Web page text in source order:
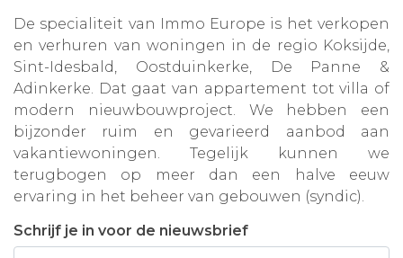
De specialiteit van Immo Europe is het verkopen
en verhuren van woningen in de regio Koksijde,
Sint-Idesbald, Oostduinkerke, De Panne &
Adinkerke. Dat gaat van appartement tot villa of
modern nieuwbouwproject. We hebben een
bijzonder ruim en gevarieerd aanbod aan
vakantiewoningen. Tegelijk kunnen we
terugbogen op meer dan een halve eeuw
ervaring in het beheer van gebouwen (syndic).
Schrijf je in voor de nieuwsbrief